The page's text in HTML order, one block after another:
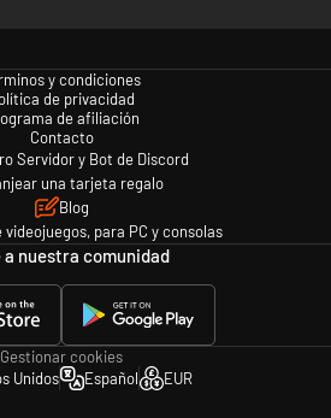
y condiciones
de privacidad
de afiliación
Contacto
Servidor y Bot de Discord
una tarjeta regalo
Blog
para PC y consolas
a nuestra comunidad
Gestionar cookies
Unidos
Español EUR